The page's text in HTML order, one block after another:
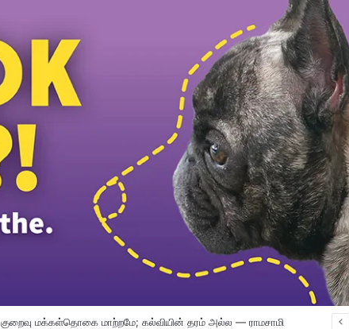
புத்ராஜெயாவை BN-PN கைப்பற்றலாம்; Ilham Centre கணிப்பு